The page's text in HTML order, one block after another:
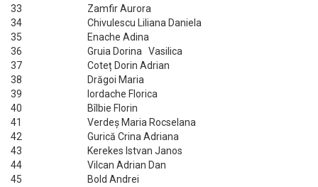
33
Zamfir Aurora
34
Chivulescu Liliana Daniela
35
Enache Adina
36
Gruia Dorina Vasilica
37
Coteț Dorin Adrian
38
Drăgoi Maria
39
Iordache Florica
40
Bîlbie Florin
41
Verdeș Maria Rocselana
42
Gurică Crina Adriana
43
Kerekes Istvan Janos
44
Vilcan Adrian Dan
45
Bold Andrei